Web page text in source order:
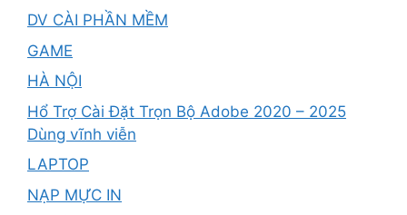
DV CÀI PHẦN MỀM
GAME
HÀ NỘI
Hổ Trợ Cài Đặt Trọn Bộ Adobe 2020 – 2025
Dùng vĩnh viễn
LAPTOP
NẠP MỰC IN